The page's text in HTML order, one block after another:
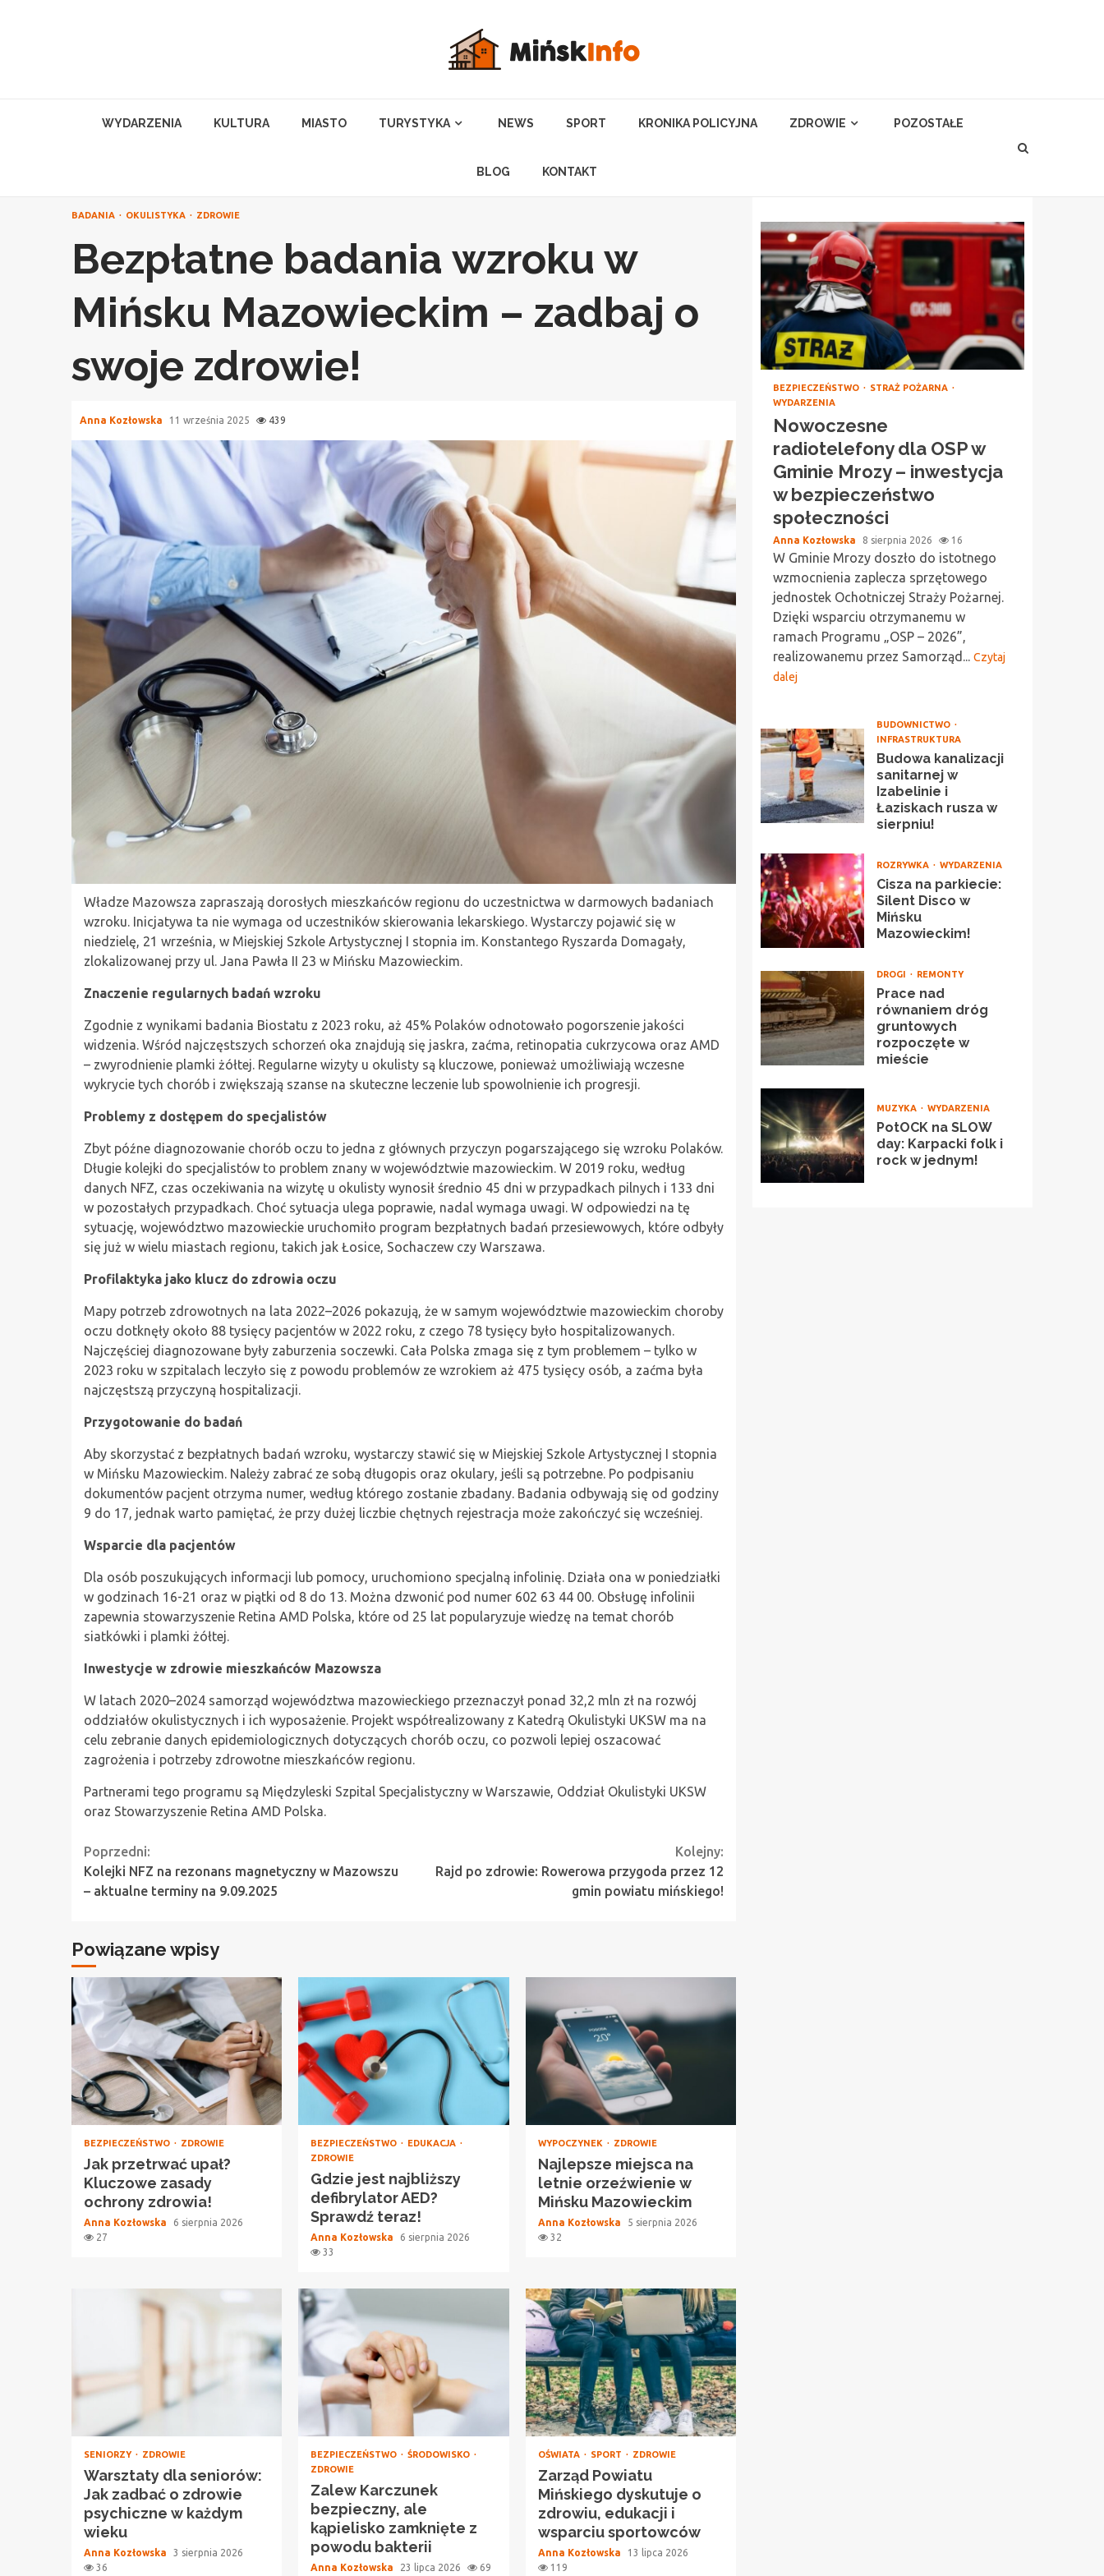
WYDARZENIA KULTURA MIASTO TURYSTYKA NEWS SPORT KRONIKA POLICYJNA ZDROWIE POZOSTAŁE
BLOG KONTAKT
BADANIA OKULISTYKA ZDROWIE
Bezpłatne badania wzroku w
Mińsku Mazowieckim – zadbaj o
swoje zdrowie!
Anna Kozłowska 11 września 2025 439
Władze Mazowsza zapraszają dorosłych mieszkańców regionu do uczestnictwa w darmowych badaniach
wzroku. Inicjatywa ta nie wymaga od uczestników skierowania lekarskiego. Wystarczy pojawić się w
niedzielę, 21 września, w Miejskiej Szkole Artystycznej I stopnia im. Konstantego Ryszarda Domagały,
zlokalizowanej przy ul. Jana Pawła II 23 w Mińsku Mazowieckim.
Znaczenie regularnych badań wzroku
Zgodnie z wynikami badania Biostatu z 2023 roku, aż 45% Polaków odnotowało pogorszenie jakości
widzenia. Wśród najczęstszych schorzeń oka znajdują się jaskra, zaćma, retinopatia cukrzycowa oraz AMD
– zwyrodnienie plamki żółtej. Regularne wizyty u okulisty są kluczowe, ponieważ umożliwiają wczesne
wykrycie tych chorób i zwiększają szanse na skuteczne leczenie lub spowolnienie ich progresji.
Problemy z dostępem do specjalistów
Zbyt późne diagnozowanie chorób oczu to jedna z głównych przyczyn pogarszającego się wzroku Polaków.
Długie kolejki do specjalistów to problem znany w województwie mazowieckim. W 2019 roku, według
danych NFZ, czas oczekiwania na wizytę u okulisty wynosił średnio 45 dni w przypadkach pilnych i 133 dni
w pozostałych przypadkach. Choć sytuacja ulega poprawie, nadal wymaga uwagi. W odpowiedzi na tę
sytuację, województwo mazowieckie uruchomiło program bezpłatnych badań przesiewowych, które odbyły
się już w wielu miastach regionu, takich jak Łosice, Sochaczew czy Warszawa.
Profilaktyka jako klucz do zdrowia oczu
Mapy potrzeb zdrowotnych na lata 2022–2026 pokazują, że w samym województwie mazowieckim choroby
oczu dotknęły około 88 tysięcy pacjentów w 2022 roku, z czego 78 tysięcy było hospitalizowanych.
Najczęściej diagnozowane były zaburzenia soczewki. Cała Polska zmaga się z tym problemem – tylko w
2023 roku w szpitalach leczyło się z powodu problemów ze wzrokiem aż 475 tysięcy osób, a zaćma była
najczęstszą przyczyną hospitalizacji.
Przygotowanie do badań
Aby skorzystać z bezpłatnych badań wzroku, wystarczy stawić się w Miejskiej Szkole Artystycznej I stopnia
w Mińsku Mazowieckim. Należy zabrać ze sobą długopis oraz okulary, jeśli są potrzebne. Po podpisaniu
dokumentów pacjent otrzyma numer, według którego zostanie zbadany. Badania odbywają się od godziny
9 do 17, jednak warto pamiętać, że przy dużej liczbie chętnych rejestracja może zakończyć się wcześniej.
Wsparcie dla pacjentów
Dla osób poszukujących informacji lub pomocy, uruchomiono specjalną infolinię. Działa ona w poniedziałki
w godzinach 16-21 oraz w piątki od 8 do 13. Można dzwonić pod numer 602 63 44 00. Obsługę infolinii
zapewnia stowarzyszenie Retina AMD Polska, które od 25 lat popularyzuje wiedzę na temat chorób
siatkówki i plamki żółtej.
Inwestycje w zdrowie mieszkańców Mazowsza
W latach 2020–2024 samorząd województwa mazowieckiego przeznaczył ponad 32,2 mln zł na rozwój
oddziałów okulistycznych i ich wyposażenie. Projekt współrealizowany z Katedrą Okulistyki UKSW ma na
celu zebranie danych epidemiologicznych dotyczących chorób oczu, co pozwoli lepiej oszacować
zagrożenia i potrzeby zdrowotne mieszkańców regionu.
Partnerami tego programu są Międzyleski Szpital Specjalistyczny w Warszawie, Oddział Okulistyki UKSW
oraz Stowarzyszenie Retina AMD Polska.
Continue
Reading
Poprzedni:
Kolejki NFZ na rezonans magnetyczny w Mazowszu
– aktualne terminy na 9.09.2025
Kolejny:
Rajd po zdrowie: Rowerowa przygoda przez 12
gmin powiatu mińskiego!
Powiązane wpisy
BEZPIECZEŃSTWO ZDROWIE
Jak przetrwać upał?
Kluczowe zasady
ochrony zdrowia!
Anna Kozłowska
6 sierpnia 2026
27
BEZPIECZEŃSTWO
EDUKACJA
ZDROWIE
Gdzie jest najbliższy
defibrylator AED?
Sprawdź teraz!
Anna Kozłowska
6 sierpnia 2026
33
WYPOCZYNEK ZDROWIE
Najlepsze miejsca na
letnie orzeźwienie w
Mińsku Mazowieckim
Anna Kozłowska
5 sierpnia 2026
32
SENIORZY ZDROWIE
Warsztaty dla seniorów:
Jak zadbać o zdrowie
psychiczne w każdym
wieku
Anna Kozłowska
3 sierpnia 2026
36
BEZPIECZEŃSTWO
ŚRODOWISKO
ZDROWIE
Zalew Karczunek
bezpieczny, ale
kąpielisko zamknięte z
powodu bakterii
Anna Kozłowska 23 lipca 2026 69
OŚWIATA SPORT ZDROWIE
Zarząd Powiatu
Mińskiego dyskutuje o
zdrowiu, edukacji i
wsparciu sportowców
Anna Kozłowska
13 lipca 2026
119
BEZPIECZEŃSTWO
STRAŻ POŻARNA
WYDARZENIA
Nowoczesne
radiotelefony dla OSP w
Gminie Mrozy – inwestycja
w bezpieczeństwo
społeczności
Anna Kozłowska 8 sierpnia 2026 16
W Gminie Mrozy doszło do istotnego
wzmocnienia zaplecza sprzętowego
jednostek Ochotniczej Straży Pożarnej.
Dzięki wsparciu otrzymanemu w
ramach Programu „OSP – 2026”,
realizowanemu przez Samorząd... Czytaj
dalej
BUDOWNICTWO
INFRASTRUKTURA
Budowa kanalizacji
sanitarnej w
Izabelinie i
Łaziskach rusza w
sierpniu!
ROZRYWKA WYDARZENIA
Cisza na parkiecie:
Silent Disco w
Mińsku
Mazowieckim!
DROGI REMONTY
Prace nad
równaniem dróg
gruntowych
rozpoczęte w
mieście
MUZYKA WYDARZENIA
PotOCK na SLOW
day: Karpacki folk i
rock w jednym!